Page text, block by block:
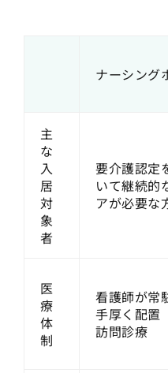
ナーシング
主
な
入
居
対
象
者
要介護認定
いて継続的
アが必要な
医
療
体
制
看護師が常
手厚く配置
訪問診療